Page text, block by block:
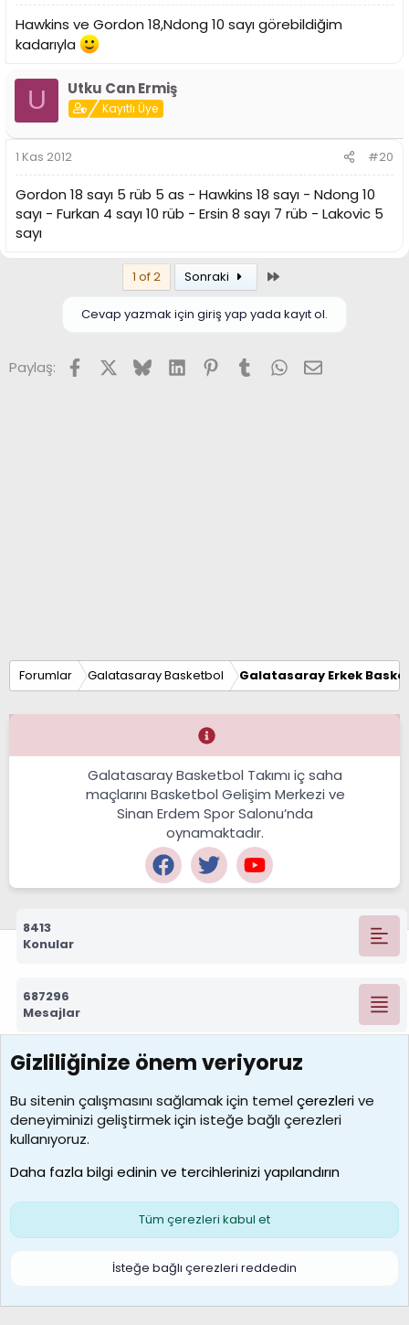
Hawkins ve Gordon 18,Ndong 10 sayı görebildiğim
kadarıyla
U Utku Can Ermiş
Kayıtlı Üye
1 Kas 2012 #20
Gordon 18 sayı 5 rüb 5 as - Hawkins 18 sayı - Ndong 10
sayı - Furkan 4 sayı 10 rüb - Ersin 8 sayı 7 rüb - Lakovic 5
sayı
1 of 2 Sonraki
Cevap yazmak için giriş yap yada kayıt ol.
Paylaş: FacebookX (Twitter)
BlueskyLinkedInPinterest
TumblrWhatsApp
E-posta
Forumlar Galatasaray Basketbol Galatasaray Erkek
Galatasaray Basketbol Takımı iç saha
maçlarını Basketbol Gelişim Merkezi ve
Sinan Erdem Spor Salonu’nda
oynamaktadır.
8413
Konular
687296
Mesajlar
7390
Kullanıcılar
MosesBrownHayranı
Son üye
Çerezler
S
Gizliliğinize önem veriyoruz
Bu sitenin çalışmasını sağlamak için temelçerezlerive
deneyiminizi geliştirmek için isteğe bağlı çerezleri
kullanıyoruz.
Daha fazla bilgi edinin ve tercihlerinizi yapılandırın
Tüm çerezleri kabul et
İsteğe bağlı çerezleri reddedin